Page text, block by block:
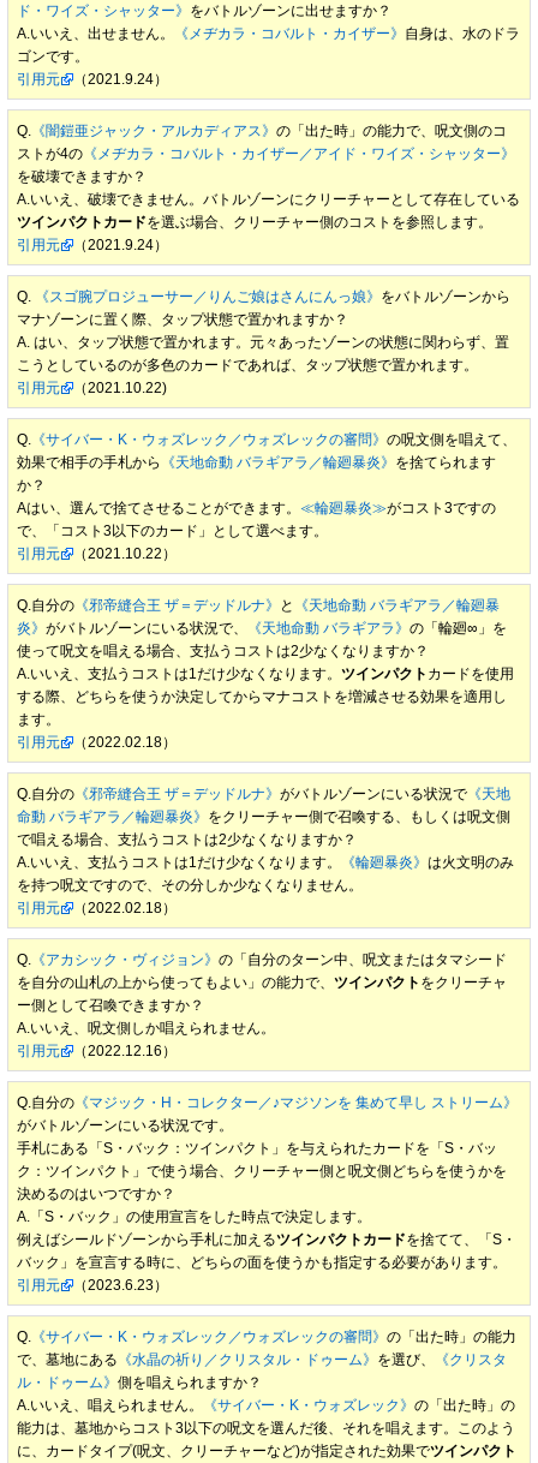
ド・ワイズ・シャッター》 をバトルゾーンに出せますか？
A.いいえ、出せません。
《メヂカラ・コバルト・カイザー》 自身は、水のドラ
ゴンです。
引用元
（2021.9.24）
Q. 《闇鎧亜ジャック・アルカディアス》の「出た時」の能力で、呪文側のコ
ストが4の 《メヂカラ・コバルト・カイザー／アイド・ワイズ・シャッター》
を破壊できますか？
A.いいえ、破壊できません。バトルゾーンにクリーチャーとして存在している
ツインパクトカードを選ぶ場合、クリーチャー側のコストを参照します。
引用元
（2021.9.24）
Q. 《スゴ腕プロジューサー／りんご娘はさんにんっ娘》 をバトルゾーンから
マナゾーンに置く際、タップ状態で置かれますか？
A. はい、タップ状態で置かれます。元々あったゾーンの状態に関わらず、置
こうとしているのが多色のカードであれば、タップ状態で置かれます。
引用元
（2021.10.22)
Q. 《サイバー・K・ウォズレック／ウォズレックの審問》の呪文側を唱えて、
効果で相手の手札から
《天地命動 バラギアラ／輪廻暴炎》 を捨てられます
か？
Aはい、選んで捨てさせることができます。 ≪輪廻暴炎≫がコスト3ですの
で、「コスト3以下のカード」として選べます。
引用元
（2021.10.22）
Q.自分の 《邪帝縫合王 ザ＝デッドルナ》 と
《天地命動 バラギアラ／輪廻暴
炎》がバトルゾーンにいる状況で、 《天地命動 バラギアラ》の「輪廻∞」を
使って呪文を唱える場合、支払うコストは2少なくなりますか？
A.いいえ、支払うコストは1だけ少なくなります。ツインパクト カードを使用
する際、どちらを使うか決定してからマナコストを増減させる効果を適用し
ます。
引用元
（2022.02.18）
Q.自分の 《邪帝縫合王 ザ＝デッドルナ》がバトルゾーンにいる状況で 《天地
命動 バラギアラ／輪廻暴炎》 をクリーチャー側で召喚する、もしくは呪文側
で唱える場合、支払うコストは2少なくなりますか？
A.いいえ、支払うコストは1だけ少なくなります。
《輪廻暴炎》は火文明のみ
を持つ呪文ですので、その分しか少なくなりません。
引用元
（2022.02.18）
Q. 《アカシック・ヴィジョン》の「自分のターン中、呪文またはタマシード
を自分の山札の上から使ってもよい」の能力で、ツインパクト をクリーチャ
ー側として召喚できますか？
A.いいえ、呪文側しか唱えられません。
引用元
（2022.12.16）
Q.自分の 《マジック・H・コレクター／♪マジソンを 集めて早し ストリーム》
がバトルゾーンにいる状況です。
手札にある「S・バック：ツインパクト」を与えられたカードを「S・バッ
ク：ツインパクト」で使う場合、クリーチャー側と呪文側どちらを使うかを
決めるのはいつですか？
A.「S・バック」の使用宣言をした時点で決定します。
例えばシールドゾーンから手札に加えるツインパクトカードを捨てて、「S・
バック」を宣言する時に、どちらの面を使うかも指定する必要があります。
引用元
（2023.6.23）
Q. 《サイバー・K・ウォズレック／ウォズレックの審問》の「出た時」の能力
で、墓地にある 《水晶の祈り／クリスタル・ドゥーム》 を選び、
《クリスタ
ル・ドゥーム》側を唱えられますか？
A.いいえ、唱えられません。
《サイバー・K・ウォズレック》の「出た時」の
能力は、墓地からコスト3以下の呪文を選んだ後、それを唱えます。このよう
に、カードタイプ(呪文、クリーチャーなど)が指定された効果でツインパクト